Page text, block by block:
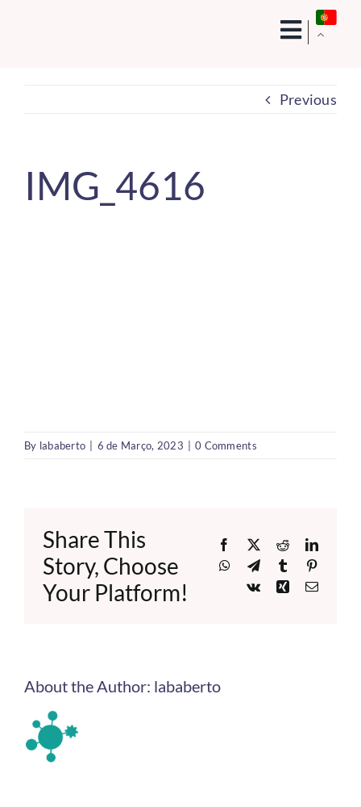
Previous
IMG_4616
By lababerto 6 de Março, 2023 0 Comments
Share This
Story, Choose
Your Platform!
Facebook
X Reddit
WhatsApp
TelegramTumblr
Vk
XingEmail
About the Author: lababerto